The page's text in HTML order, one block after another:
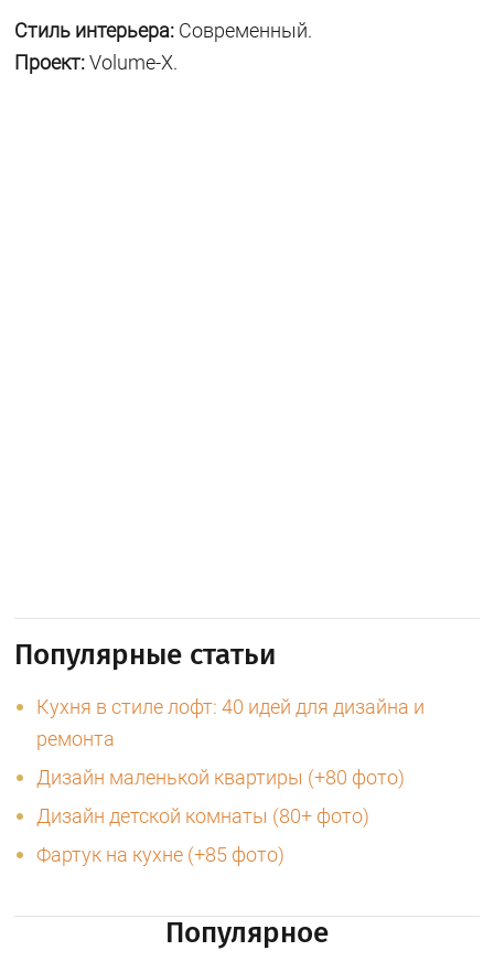
Стиль интерьера: Современный.
Проект:Volume-X.
Популярные статьи
Кухня в стиле лофт: 40 идей для дизайна и
ремонта
Дизайн маленькой квартиры (+80 фото)
Дизайн детской комнаты (80+ фото)
Фартук на кухне (+85 фото)
Популярное